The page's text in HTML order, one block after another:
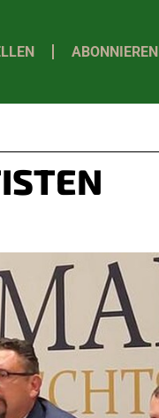
ABONNIEREN